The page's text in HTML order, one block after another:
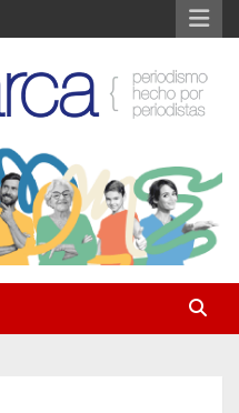
del